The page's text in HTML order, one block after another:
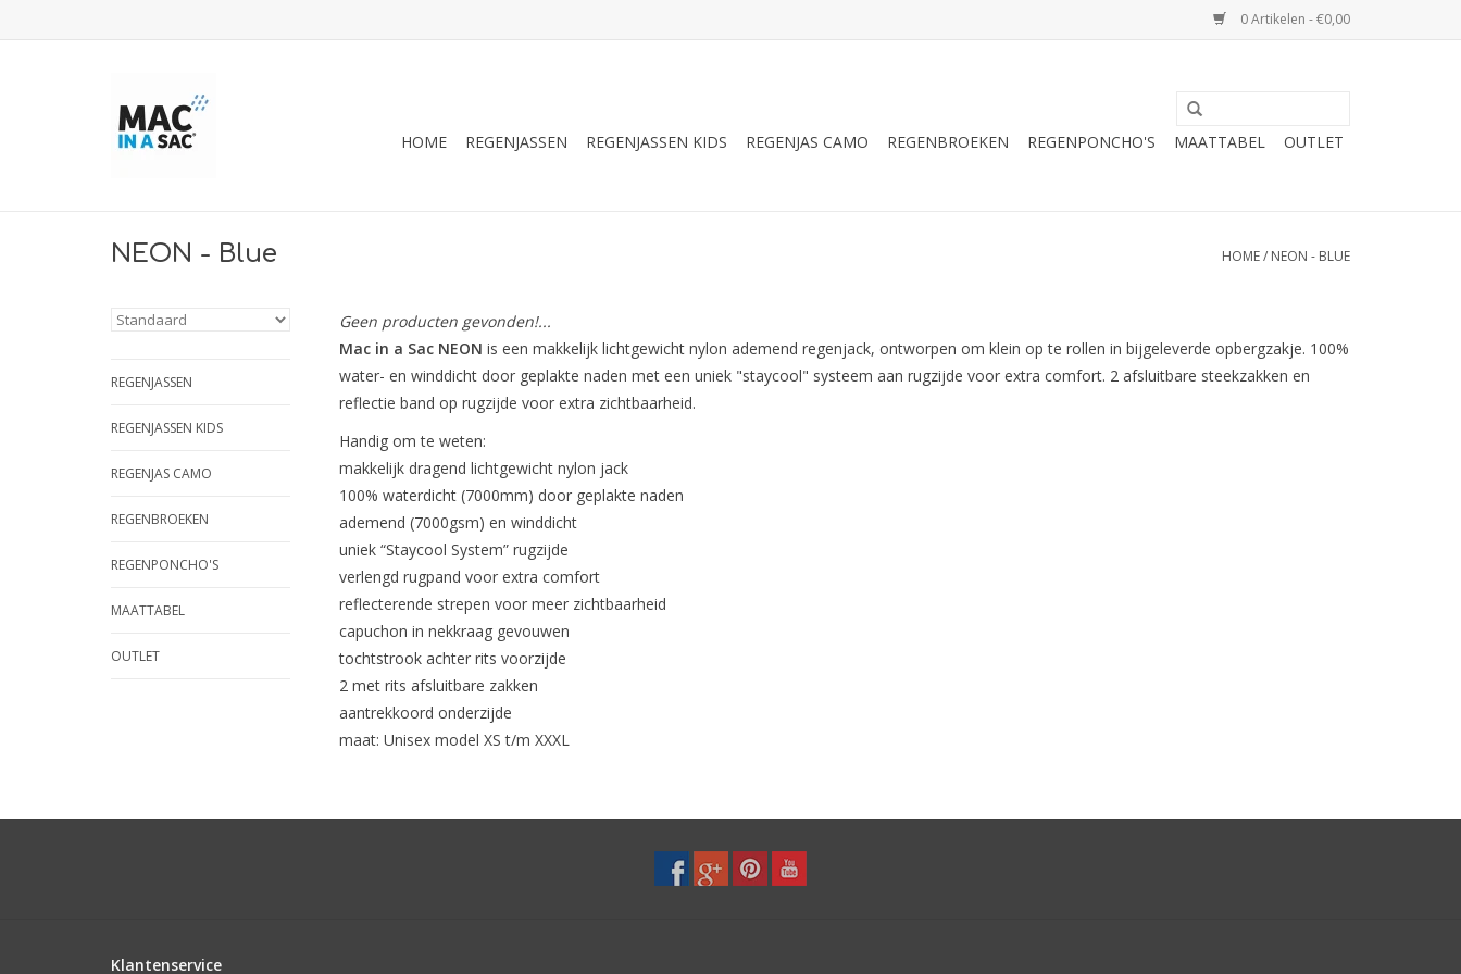
0 Artikelen - €0,00
HOME REGENJASSEN REGENJASSEN KIDS REGENJAS CAMO REGENBROEKEN REGENPONCHO'S MAATTABEL OUTLET
NEON - Blue HOME/ NEON - BLUE
REGENJASSEN
REGENJASSEN KIDS
REGENJAS CAMO
REGENBROEKEN
REGENPONCHO'S
MAATTABEL
OUTLET
Geen producten gevonden!...
Mac in a Sac NEON is een makkelijk lichtgewicht nylon ademend regenjack, ontworpen om klein op te rollen in bijgeleverde opbergzakje. 100%
water- en winddicht door geplakte naden met een uniek "staycool" systeem aan rugzijde voor extra comfort. 2 afsluitbare steekzakken en
reflectie band op rugzijde voor extra zichtbaarheid.
Handig om te weten:
makkelijk dragend lichtgewicht nylon jack
100% waterdicht (7000mm) door geplakte naden
ademend (7000gsm) en winddicht
uniek “Staycool System” rugzijde
verlengd rugpand voor extra comfort
reflecterende strepen voor meer zichtbaarheid
capuchon in nekkraag gevouwen
tochtstrook achter rits voorzijde
2 met rits afsluitbare zakken
aantrekkoord onderzijde
maat: Unisex model XS t/m XXXL
Klantenservice